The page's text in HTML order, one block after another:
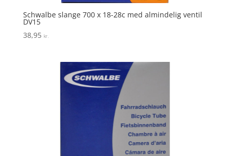
Schwalbe slange 700 x 18-28c med almindelig ventil
DV15
38,95 kr.